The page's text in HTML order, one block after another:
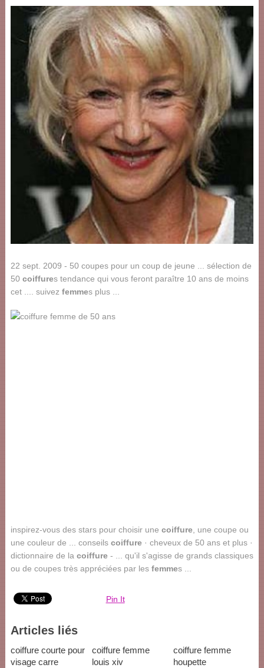
22 sept. 2009 - 50 coupes pour un coup de jeune ... sélection de
50 coiffures tendance qui vous feront paraître 10 ans de moins
cet .... suivez femmes plus ...
inspirez-vous des stars pour choisir une coiffure, une coupe ou
une couleur de ... conseils coiffure· cheveux de 50 ans et plus ·
dictionnaire de la coiffure- ... qu'il s'agisse de grands classiques
ou de coupes très appréciées par les femmes ...
Pin It
Articles liés
coiffure courte pour
visage carre
coiffure femme
louis xiv
coiffure femme
houpette